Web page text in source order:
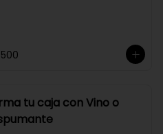
tu caja con Vino o